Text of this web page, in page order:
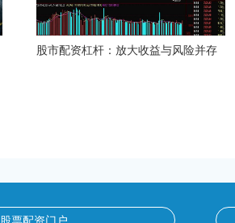
股市配资杠杆：放大收益与风险并存
股票配资门户